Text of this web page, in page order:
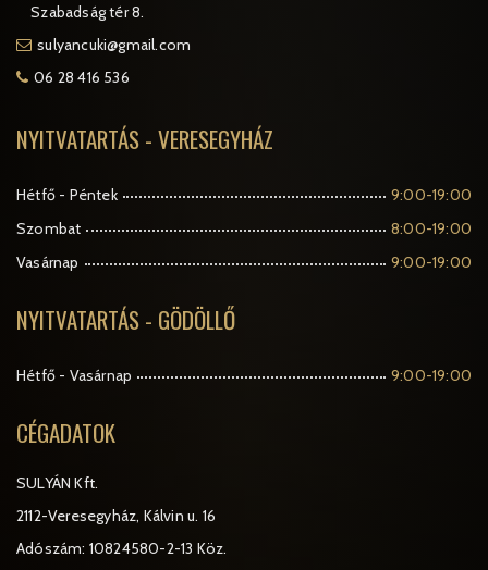
Szabadság tér 8.
sulyancuki@gmail.com
06 28 416 536
NYITVATARTÁS - VERESEGYHÁZ
Hétfő - Péntek
9:00-19:00
Szombat
8:00-19:00
Vasárnap
9:00-19:00
NYITVATARTÁS - GÖDÖLLŐ
Hétfő - Vasárnap 9:00-19:00
CÉGADATOK
SULYÁN Kft.
2112-Veresegyház, Kálvin u. 16
Adószám: 10824580-2-13 Köz.